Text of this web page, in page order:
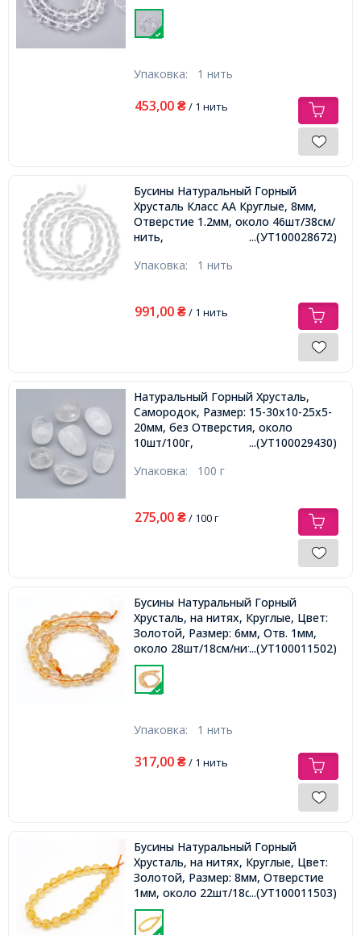
Упаковка: 1 нить
453,00 ₴/ 1 нить
Бусины Натуральный Горный
Хрусталь Класс АА Круглые, 8мм,
Отверстие 1.2мм, около 46шт/38см/
нить,
...(УТ100028672)
Упаковка: 1 нить
991,00 ₴/ 1 нить
Натуральный Горный Хрусталь,
Самородок, Размер: 15-30x10-25x5-
20мм, без Отверстия, около
10шт/100г,
...(УТ100029430)
Упаковка: 100 г
275,00 ₴/ 100 г
Бусины Натуральный Горный
Хрусталь, на нитях, Круглые, Цвет:
Золотой, Размер: 6мм, Отв. 1мм,
около 28шт/18см/нить,...(УТ100011502)
Упаковка: 1 нить
317,00 ₴/ 1 нить
Бусины Натуральный Горный
Хрусталь, на нитях, Круглые, Цвет:
Золотой, Размер: 8мм, Отверстие
1мм, около 22шт/18см/нить,...(УТ100011503)